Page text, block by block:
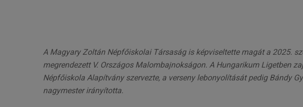
A Magyary Zoltán Népfőiskolai Társaság is képviseltette magát a 2025.
megrendezett V. Országos Malombajnokságon. A Hungarikum Ligetben
Népfőiskola Alapítvány szervezte, a verseny lebonyolítását pedig Bándy
nagymester irányította.